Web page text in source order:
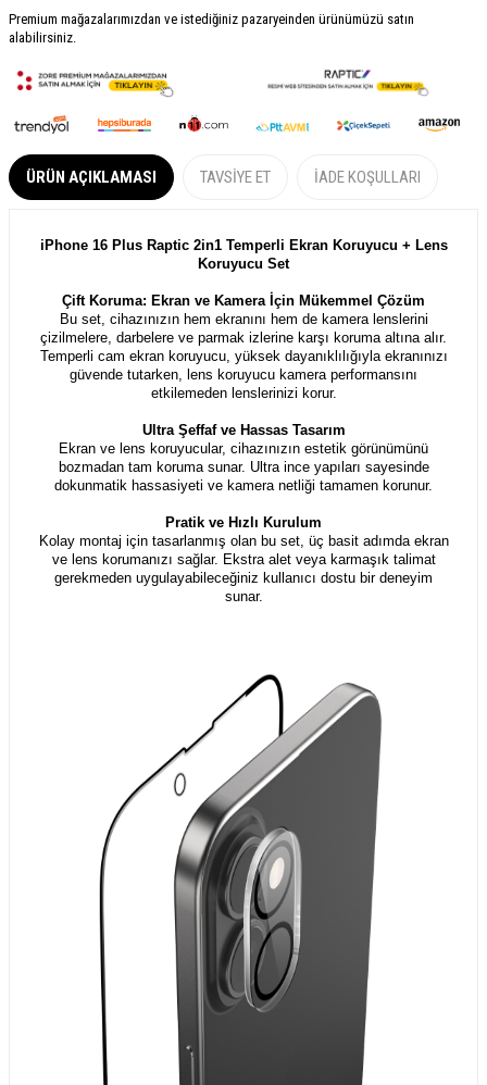
Premium mağazalarımızdan ve istediğiniz pazaryeinden ürünümüzü satın
alabilirsiniz.
ÜRÜN AÇIKLAMASI TAVSIYE ET İADE KOŞULLARI
iPhone 16 Plus Raptic 2in1 Temperli Ekran Koruyucu + Lens
Koruyucu Set
Çift Koruma: Ekran ve Kamera İçin Mükemmel Çözüm
Bu set, cihazınızın hem ekranını hem de kamera lenslerini
çizilmelere, darbelere ve parmak izlerine karşı koruma altına alır.
Temperli cam ekran koruyucu, yüksek dayanıklılığıyla ekranınızı
güvende tutarken, lens koruyucu kamera performansını
etkilemeden lenslerinizi korur.
Ultra Şeffaf ve Hassas Tasarım
Ekran ve lens koruyucular, cihazınızın estetik görünümünü
bozmadan tam koruma sunar. Ultra ince yapıları sayesinde
dokunmatik hassasiyeti ve kamera netliği tamamen korunur.
Pratik ve Hızlı Kurulum
Kolay montaj için tasarlanmış olan bu set, üç basit adımda ekran
ve lens korumanızı sağlar. Ekstra alet veya karmaşık talimat
gerekmeden uygulayabileceğiniz kullanıcı dostu bir deneyim
sunar.